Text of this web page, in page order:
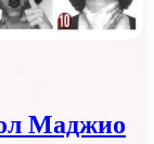
Маджио